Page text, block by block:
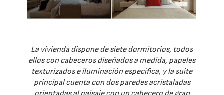
La vivienda dispone de siete dormitorios, todos
ellos con cabeceros diseñados a medida, papeles
texturizados e iluminación específica, y la suite
principal cuenta con dos paredes acristaladas